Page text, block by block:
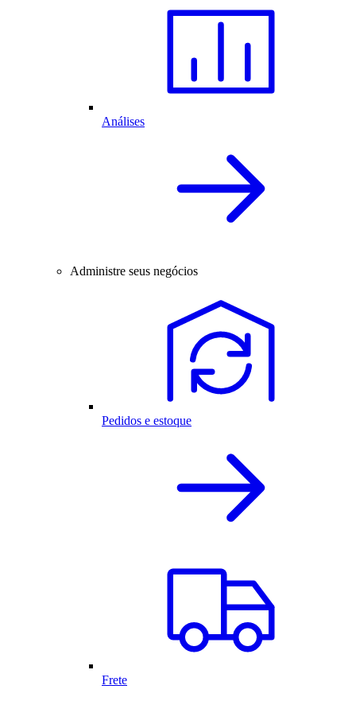
Análises
Administre seus negócios
Pedidos e estoque
Frete